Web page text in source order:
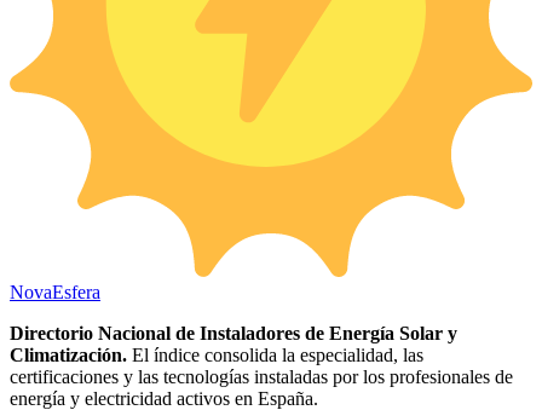
NovaEsfera
Directorio Nacional de Instaladores de Energía Solar y
Climatización. El índice consolida la especialidad, las
certificaciones y las tecnologías instaladas por los profesionales de
energía y electricidad activos en España.